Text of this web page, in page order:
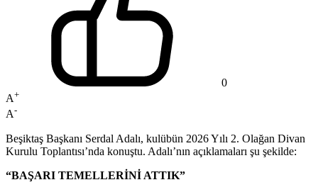
0
A+
A-
Beşiktaş Başkanı Serdal Adalı, kulübün 2026 Yılı 2. Olağan Divan
Kurulu Toplantısı’nda konuştu. Adalı’nın açıklamaları şu şekilde:
“BAŞARI TEMELLERİNİ ATTIK”